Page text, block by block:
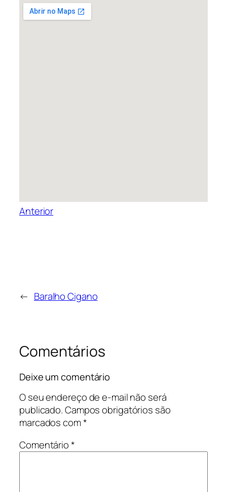
Anterior
← Baralho Cigano
Comentários
Deixe um comentário
O seu endereço de e-mail não será
publicado.Campos obrigatórios são
marcados com*
Comentário*